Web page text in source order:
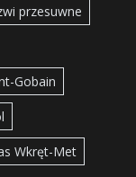
przesuwne
Gobain
Wkręt-Met